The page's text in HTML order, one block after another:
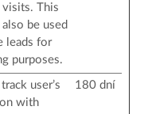
This
also be used
leads for
purposes.
user’s
with
180 dní